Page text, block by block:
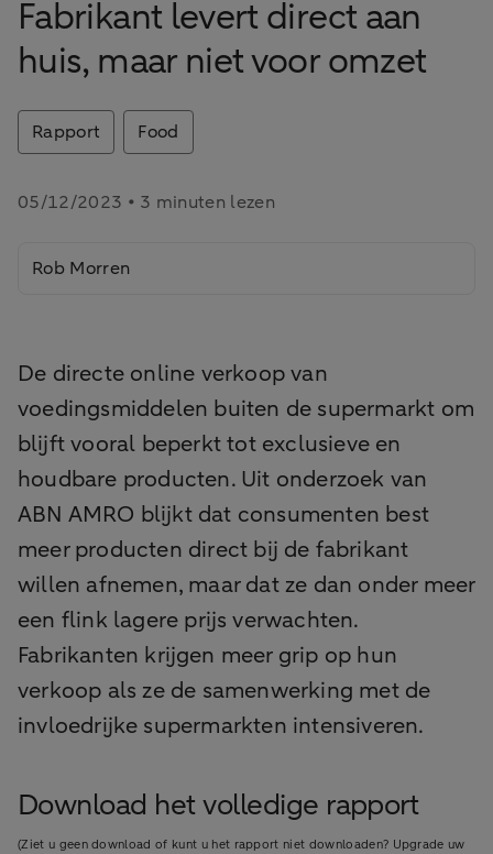
Fabrikant levert direct aan
huis, maar niet voor omzet
Rapport Food
05/12/2023 • 3 minuten lezen
Rob Morren
De directe online verkoop van
voedingsmiddelen buiten de supermarkt om
blijft vooral beperkt tot exclusieve en
houdbare producten. Uit onderzoek van
ABN AMRO blijkt dat consumenten best
meer producten direct bij de fabrikant
willen afnemen, maar dat ze dan onder meer
een flink lagere prijs verwachten.
Fabrikanten krijgen meer grip op hun
verkoop als ze de samenwerking met de
invloedrijke supermarkten intensiveren.
Download het volledige rapport
(Ziet u geen download of kunt u het rapport niet downloaden? Upgrade uw